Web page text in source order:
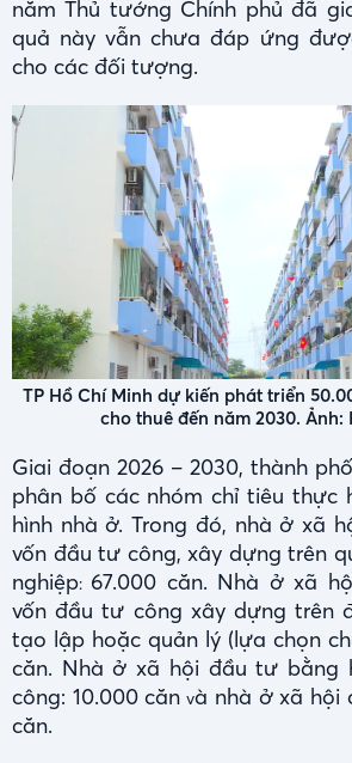
năm Thủ tướng Chính phủ đã
quả này vẫn chưa đáp ứng
cho các đối tượng.
TP Hồ Chí Minh dự kiến phát triển
cho thuê đến năm 2030. Ảnh:
Giai đoạn 2026 – 2030, thành
phân bố các nhóm chỉ tiêu thực
hình nhà ở. Trong đó, nhà ở xã
vốn đầu tư công, xây dựng trên
nghiệp: 67.000 căn. Nhà ở xã
vốn đầu tư công xây dựng trên
tạo lập hoặc quản lý (lựa chọn
căn. Nhà ở xã hội đầu tư bằng
công: 10.000 căn và nhà ở xã hội
căn.